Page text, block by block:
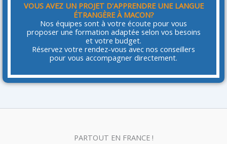
VOUS AVEZ UN PROJET D'APPRENDRE UNE LANGUE
ÉTRANGÈRE À MACON?
Nos équipes sont à votre écoute pour vous
proposer une formation adaptée selon vos besoins
et votre budget.
Réservez votre rendez-vous avec nos conseillers
pour vous accompagner directement.
PARTOUT EN FRANCE !